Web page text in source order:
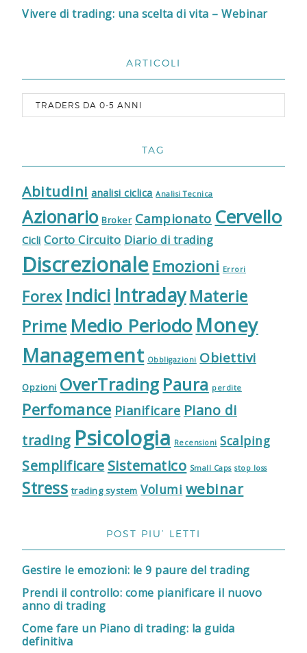
Vivere di trading: una scelta di vita – Webinar
ARTICOLI
TAG
Abitudini analisi ciclica Analisi Tecnica
Azionario Broker Campionato Cervello
Cicli Corto Circuito Diario di trading
Discrezionale Emozioni Errori
Forex Indici IntradayMaterie
Prime Medio Periodo Money
Management Obbligazioni Obiettivi
Opzioni OverTrading Paura perdite
Perfomance Pianificare Piano di
trading Psicologia Recensioni Scalping
Semplificare Sistematico Small Caps stop loss
Stress trading system Volumi webinar
POST PIU’ LETTI
Gestire le emozioni: le 9 paure del trading
Prendi il controllo: come pianificare il nuovo
anno di trading
Come fare un Piano di trading: la guida
definitiva